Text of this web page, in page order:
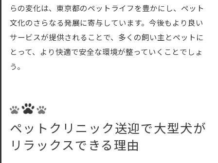
らの変化は、東京都のペットライフを豊かにし、ペット
文化のさらなる発展に寄与しています。今後もより良い
サービスが提供されることで、多くの飼い主とペットに
とって、より快適で安全な環境が整っていくことでしょ
う。
ペットクリニック送迎で大型犬が
リラックスできる理由